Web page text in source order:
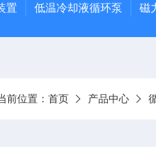
置 低温冷却液循环泵 磁
前位置： 首页 产品中心